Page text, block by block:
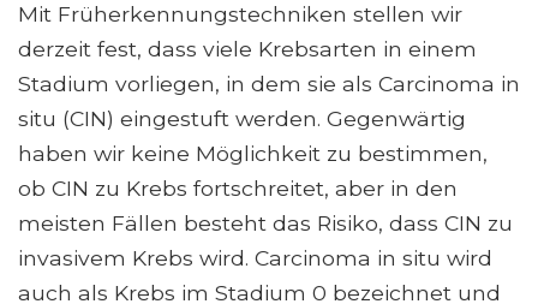
Mit Früherkennungstechniken stellen wir
derzeit fest, dass viele Krebsarten in einem
Stadium vorliegen, in dem sie als Carcinoma in
situ (CIN) eingestuft werden. Gegenwärtig
haben wir keine Möglichkeit zu bestimmen,
ob CIN zu Krebs fortschreitet, aber in den
meisten Fällen besteht das Risiko, dass CIN zu
invasivem Krebs wird. Carcinoma in situ wird
auch als Krebs im Stadium 0 bezeichnet und